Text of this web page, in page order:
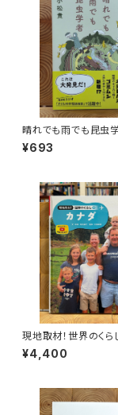
晴れでも雨でも昆虫
¥693
現地取材！世界のく
ダ
¥4,400